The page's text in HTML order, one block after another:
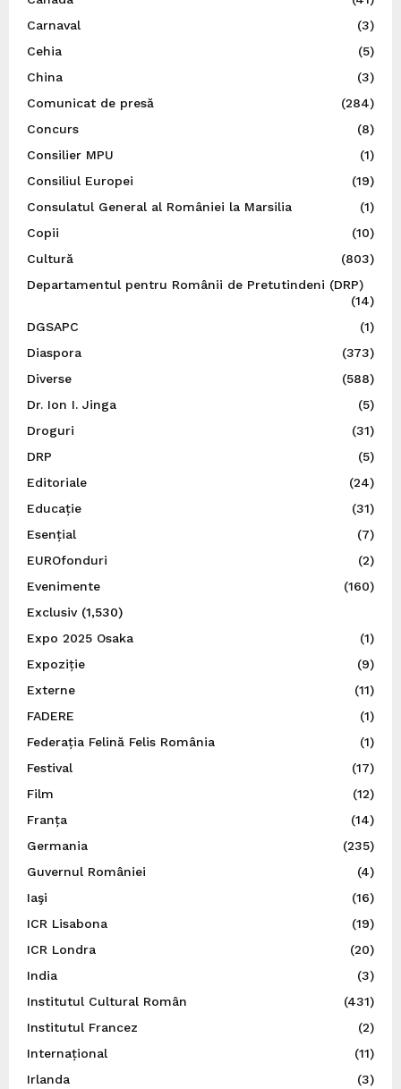
Carnaval
(3)
Cehia
(5)
China
(3)
Comunicat de presă
(284)
Concurs
(8)
Consilier MPU
(1)
Consiliul Europei
(19)
Consulatul General al României la Marsilia
(1)
Copii
(10)
Cultură
(803)
Departamentul pentru Românii de Pretutindeni (DRP)
(14)
DGSAPC
(1)
Diaspora
(373)
Diverse
(588)
Dr. Ion I. Jinga
(5)
Droguri
(31)
DRP
(5)
Editoriale
(24)
Educație
(31)
Esențial
(7)
EUROfonduri
(2)
Evenimente
(160)
Exclusiv(1,530)
Expo 2025 Osaka
(1)
Expoziție
(9)
Externe
(11)
FADERE
(1)
Federația Felină Felis România
(1)
Festival
(17)
Film
(12)
Franța
(14)
Germania
(235)
Guvernul României
(4)
Iaşi
(16)
ICR Lisabona
(19)
ICR Londra
(20)
India
(3)
Institutul Cultural Român
(431)
Institutul Francez
(2)
Internațional
(11)
Irlanda
(3)